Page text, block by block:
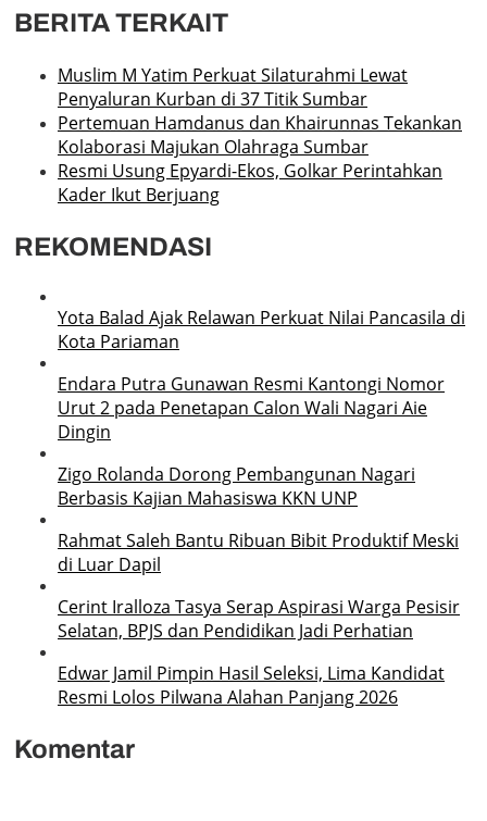
BERITA TERKAIT
Muslim M Yatim Perkuat Silaturahmi Lewat
Penyaluran Kurban di 37 Titik Sumbar
Pertemuan Hamdanus dan Khairunnas Tekankan
Kolaborasi Majukan Olahraga Sumbar
Resmi Usung Epyardi-Ekos, Golkar Perintahkan
Kader Ikut Berjuang
REKOMENDASI
Yota Balad Ajak Relawan Perkuat Nilai Pancasila di
Kota Pariaman
Endara Putra Gunawan Resmi Kantongi Nomor
Urut 2 pada Penetapan Calon Wali Nagari Aie
Dingin
Zigo Rolanda Dorong Pembangunan Nagari
Berbasis Kajian Mahasiswa KKN UNP
Rahmat Saleh Bantu Ribuan Bibit Produktif Meski
di Luar Dapil
Cerint Iralloza Tasya Serap Aspirasi Warga Pesisir
Selatan, BPJS dan Pendidikan Jadi Perhatian
Edwar Jamil Pimpin Hasil Seleksi, Lima Kandidat
Resmi Lolos Pilwana Alahan Panjang 2026
Komentar